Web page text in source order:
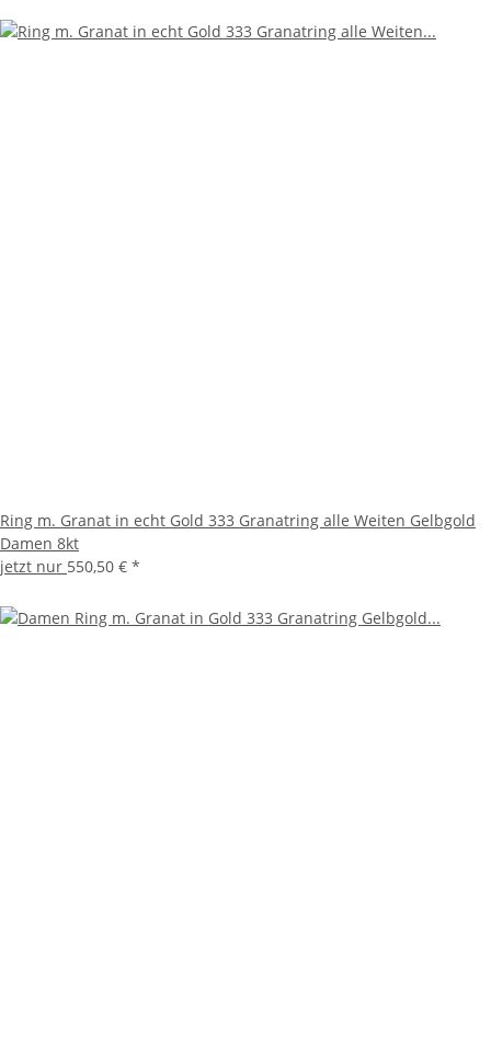
Ring m. Granat in echt Gold 333 Granatring alle Weiten Gelbgold
Damen 8kt
jetzt nur 550,50 € *